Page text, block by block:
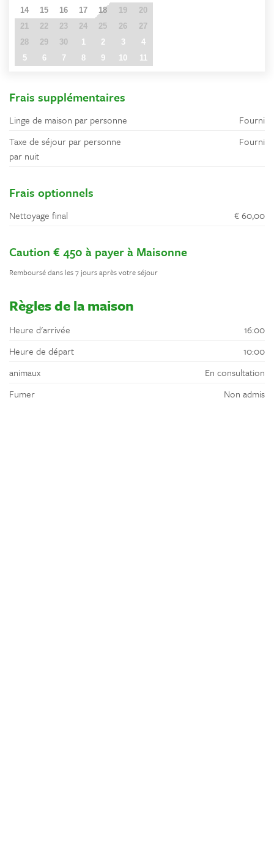
14
15 16 17 18 19
20
21
22 23 24 25 26
27
28
29 30 1 2 3
4
5
6 7 8 9 10 11
Frais supplémentaires
Linge de maison par personne
Fourni
Taxe de séjour par personne
par nuit
Fourni
Frais optionnels
Nettoyage final € 60,00
Caution € 450 à payer à Maisonne
Remboursé dans les 7 jours après votre séjour
Règles de la maison
Heure d'arrivée
16:00
Heure de départ
10:00
animaux
En consultation
Fumer
Non admis